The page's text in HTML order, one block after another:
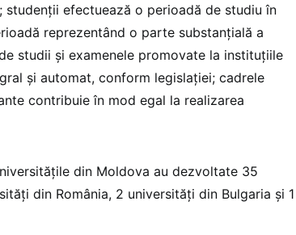
studenții efectuează o perioadă de studiu în
reprezentând o parte substanțială a
studii și examenele promovate la instituțiile
și automat, conform legislației; cadrele
contribuie în mod egal la realizarea
din Moldova au dezvoltate 35
din România, 2 universități din Bulgaria și 1